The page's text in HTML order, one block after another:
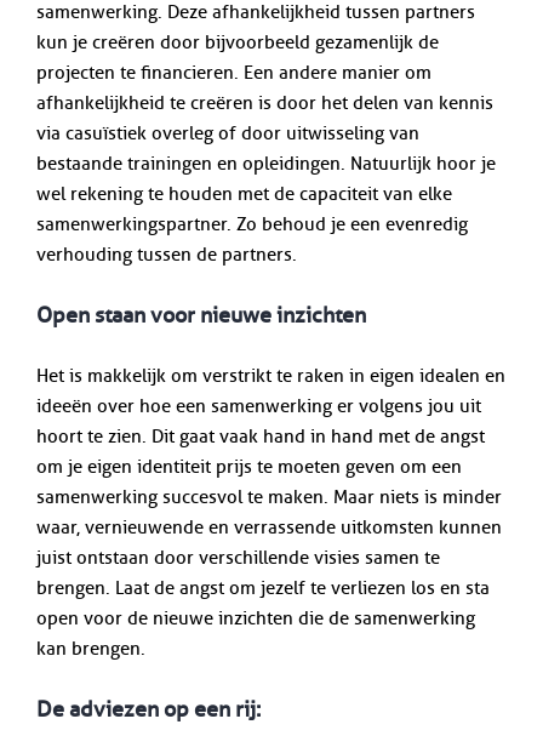
samenwerking. Deze afhankelijkheid tussen partners
kun je creëren door bijvoorbeeld gezamenlijk de
projecten te financieren. Een andere manier om
afhankelijkheid te creëren is door het delen van kennis
via casuïstiek overleg of door uitwisseling van
bestaande trainingen en opleidingen. Natuurlijk hoor je
wel rekening te houden met de capaciteit van elke
samenwerkingspartner. Zo behoud je een evenredig
verhouding tussen de partners.
Open staan voor nieuwe inzichten
Het is makkelijk om verstrikt te raken in eigen idealen en
ideeën over hoe een samenwerking er volgens jou uit
hoort te zien. Dit gaat vaak hand in hand met de angst
om je eigen identiteit prijs te moeten geven om een
samenwerking succesvol te maken. Maar niets is minder
waar, vernieuwende en verrassende uitkomsten kunnen
juist ontstaan door verschillende visies samen te
brengen. Laat de angst om jezelf te verliezen los en sta
open voor de nieuwe inzichten die de samenwerking
kan brengen.
De adviezen op een rij: